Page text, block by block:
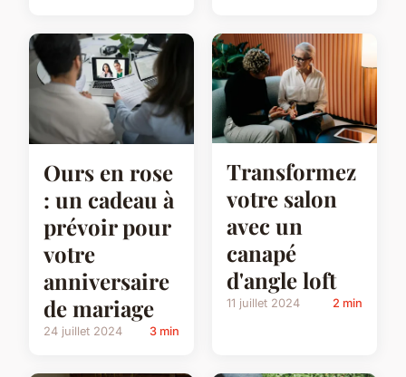
Ours en rose
: un cadeau à
prévoir pour
votre
anniversaire
de mariage
24 juillet 2024 3 min
Transformez
votre salon
avec un
canapé
d'angle loft
11 juillet 2024 2 min